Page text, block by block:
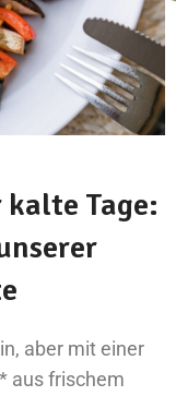
Tage:
aber mit einer
aus frischem